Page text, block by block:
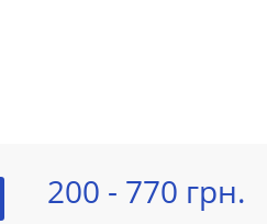
200 - 770 грн.